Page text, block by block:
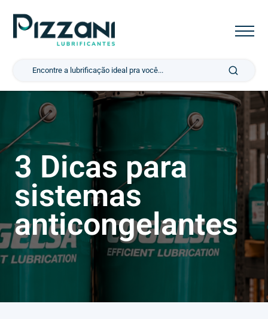
3 Dicas para
sistemas
anticongelantes